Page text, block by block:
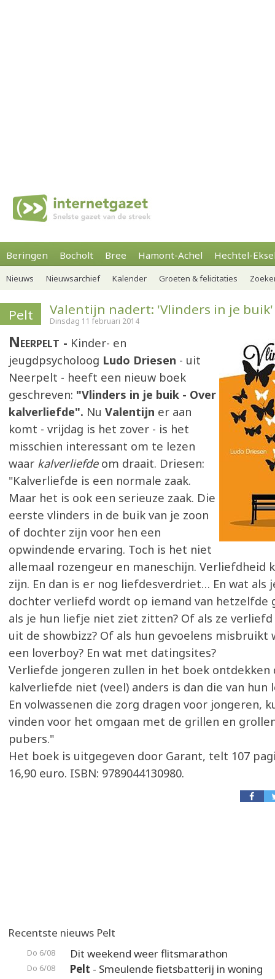
Beringen Bocholt Bree Hamont-Achel Hechtel-
Nieuws Nieuwsarchief Kalender Groeten & felicitaties
Pelt Valentijn nadert: 'Vlinders in je buik'
Dinsdag 11 februari 2014
Neerpelt
Kinder- en
jeugdpsycholoog Ludo Driesen - uit
Neerpelt - heeft een nieuw boek
geschreven: "Vlinders in je buik - Over
kalverliefde". Nu Valentijn er aan
komt - vrijdag is het zover - is het
misschien interessant om te lezen
waar kalverliefde om draait. Driesen:
"Kalverliefde is een normale zaak.
Maar het is ook een serieuze zaak. Die
eerste vlinders in de buik van je zoon
of dochter zijn voor hen een
opwindende ervaring. Toch is het niet
allemaal rozengeur en maneschijn. Verliefdheid
zijn. En dan is er nog liefdesverdriet… En wat als
dochter verliefd wordt op iemand van hetzelfde
als je hun liefje niet ziet zitten? Of als ze
uit de showbizz? Of als hun gevoelens misbruikt
een loverboy? En wat met datingsites?
Verliefde jongeren zullen in het boek ontdekken
kalverliefde niet (veel) anders is dan die van
En volwassenen die zorg dragen voor jongeren,
vinden voor het omgaan met de grillen en
pubers."
Het boek is uitgegeven door Garant, telt 107
16,90 euro. ISBN: 9789044130980.
Recentste nieuws Pelt
Do 6/08 Dit weekend weer flitsmarathon
Do 6/08 Pelt - Smeulende fietsbatterij in woning